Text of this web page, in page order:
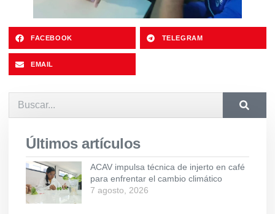
FACEBOOK TELEGRAM
EMAIL
Últimos artículos
ACAV impulsa técnica de injerto en café
para enfrentar el cambio climático
7 agosto, 2026